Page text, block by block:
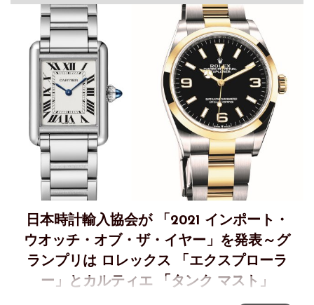
日本時計輸入協会が 「2021 インポート・
ウオッチ・オブ・ザ・イヤー」を発表～グ
ランプリは ロレックス 「エクスプローラ
ー」とカルティエ 「タンク マスト」